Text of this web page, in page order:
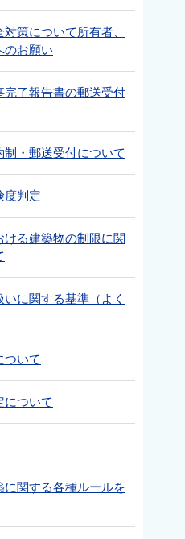
策について所有者、
のお願い
完了報告書の郵送受付
・郵送受付について
度判定
ける建築物の制限に関
に関する基準（よく
ついて
について
関する各種ルールを